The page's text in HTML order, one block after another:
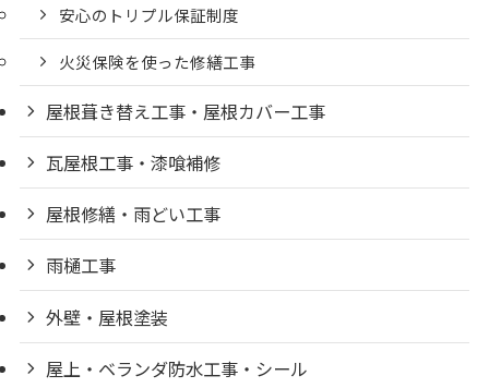
安心のトリプル保証制度
火災保険を使った修繕工事
屋根葺き替え工事・屋根カバー工事
瓦屋根工事・漆喰補修
屋根修繕・雨どい工事
雨樋工事
外壁・屋根塗装
屋上・ベランダ防水工事・シール